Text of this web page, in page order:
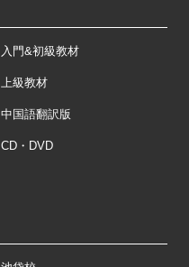
入門&初級教材
上級教材
中国語翻訳版
CD・DVD